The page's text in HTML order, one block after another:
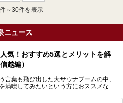
～30件を表示
ニュース
気！おすすめ5選とメリットを解
越編）
言葉も飛び出した大サウナブームの中、
満喫してみたいという方におススメなの